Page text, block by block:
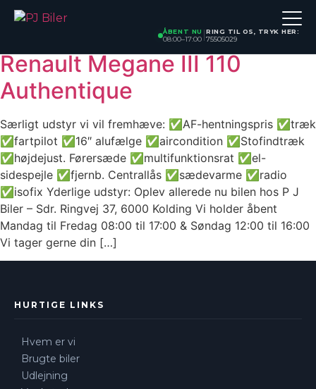
Skip
ÅBENT NU
08:00–17:00
RING TIL OS, TRYK HER:
75505029
Model: Megane III
Renault Megane III 110
Authentique
Særligt udstyr vi vil fremhæve: ✅AF-hentningspris ✅træk
✅fartpilot ✅16″ alufælge ✅aircondition ✅Stofindtræk
✅højdejust. Førersæde ✅multifunktionsrat ✅el-
sidespejle ✅fjernb. Centrallås ✅sædevarme ✅radio
✅isofix Yderlige udstyr: Oplev allerede nu bilen hos P J
Biler – Sdr. Ringvej 37, 6000 Kolding Vi holder åbent
Mandag til Fredag 08:00 til 17:00 & Søndag 12:00 til 16:00
Vi tager gerne din […]
HURTIGE LINKS
Hvem er vi
Brugte biler
Udlejning